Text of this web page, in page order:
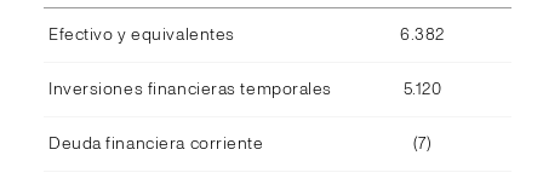
Efectivo y equivalentes 6.382
Inversiones financieras temporales 5.120
Deuda financiera corriente (7)